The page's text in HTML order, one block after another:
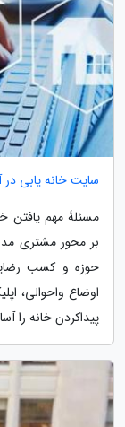
سایت خانه یابی
مسئلۀ مهم یافتن
بر محور مشتری
حوزه و کسب
اوضاع واحوالی،
پیداکردن خانه را